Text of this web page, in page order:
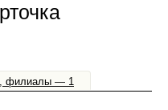
филиалы — 1